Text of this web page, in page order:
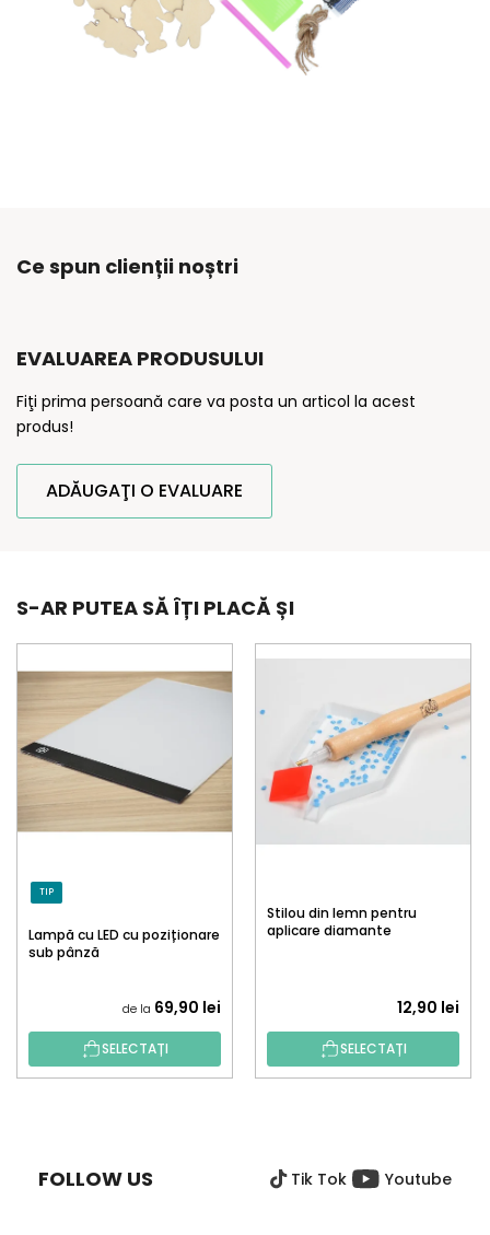
Ce spun clienții noștri
EVALUAREA PRODUSULUI
Fiţi prima persoană care va posta un articol la acest
produs!
ADĂUGAŢI O EVALUARE
S-AR PUTEA SĂ ÎȚI PLACĂ ȘI
TIP
Lampă cu LED cu poziționare
sub pânză
de la 69,90 lei
SELECTAȚI
Stilou din lemn pentru
aplicare diamante
12,90 lei
SELECTAȚI
FOLLOW US Tik Tok Youtube